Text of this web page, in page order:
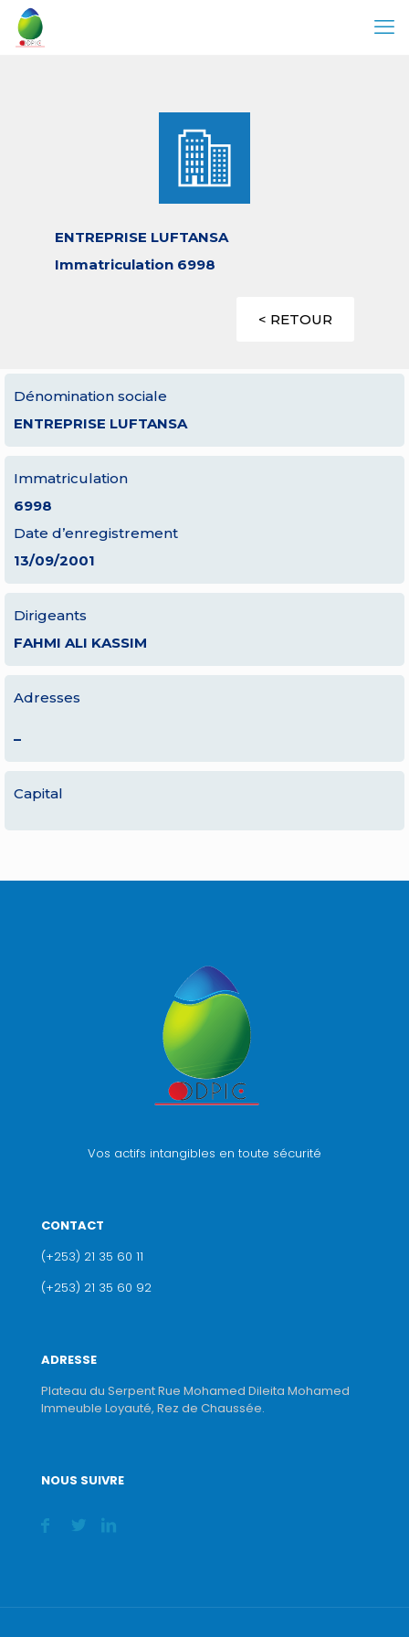
ENTREPRISE LUFTANSA
Immatriculation 6998
< RETOUR
Dénomination sociale
ENTREPRISE LUFTANSA
Immatriculation
6998
Date d’enregistrement
13/09/2001
Dirigeants
FAHMI ALI KASSIM
Adresses
–
Capital
Vos actifs intangibles en toute sécurité
CONTACT
(+253) 21 35 60 11
(+253) 21 35 60 92
ADRESSE
Plateau du Serpent Rue Mohamed Dileita Mohamed
Immeuble Loyauté, Rez de Chaussée.
NOUS SUIVRE